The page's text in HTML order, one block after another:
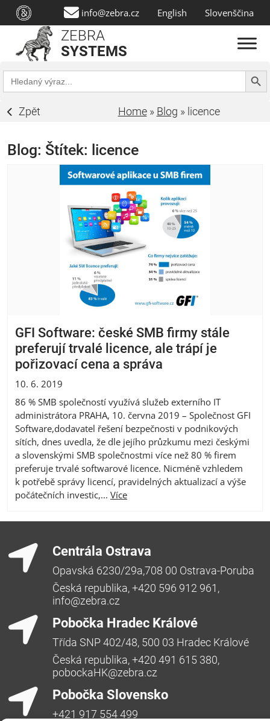
info@zebra.cz English Slovenščina
ZEBRA
SYSTEMS
Search
for:
Search
Zpět Home» Blog » licence
Blog: Štítek: licence
GFI Software: české SMB firmy stále
preferují trvalé licence, ale trápí je
pořizovací cena a správa
10. 6. 2019
86 % SMB společností využívá služeb externího IT
administrátora PRAHA, 10. června 2019 – Společnost GFI
Software,dodavatel řešení bezpečnosti v podnikových
sítích, dnes uvedla, že dle jejího průzkumu mezi českými
a slovenskými SMB společnostmi více než 80 % firem
preferuje trvalé softwarové licence. Nicméně vzhledem
k potřebě správy licencí, pravidelných aktualizací a výše
počátečních investic,... Více
Centrála Ostrava
Opavská 6230/29a,708 00 Ostrava-Poruba
Česká republika, +420 596 912 961,
info@zebra.cz
Pobočka Hradec Králové
Třída SNP 402/48, 500 03 Hradec Králové
Česká republika, +420 491 615 380,
pobockaHK@zebra.cz
Pobočka Slovensko
+421 917 554 499